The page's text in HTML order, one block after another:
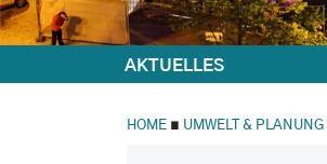
AKTUELLES
HOME ∎ UMWELT & PLANUNG